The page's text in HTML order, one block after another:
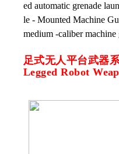
ed automatic grenade
le - Mounted Machine
medium -caliber machine
足式无人平台武器
Legged Robot